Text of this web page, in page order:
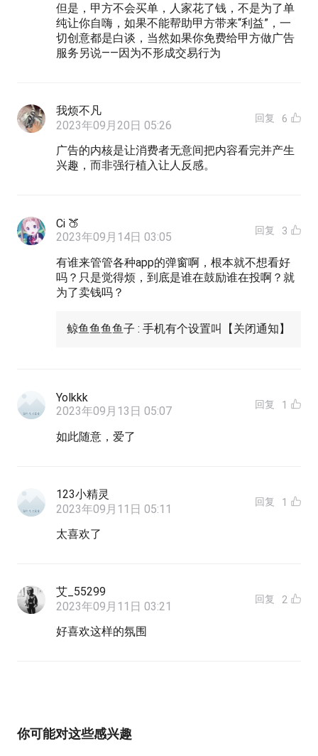
但是，甲方不会买单，人家花了钱，不是为了单
纯让你自嗨，如果不能帮助甲方带来“利益”，一
切创意都是白谈，当然如果你免费给甲方做广告
服务另说——因为不形成交易行为
我烦不凡
2023年09月20日 05:26
回复 6
广告的内核是让消费者无意间把内容看完并产生
兴趣，而非强行植入让人反感。
Ci 🍑
2023年09月14日 03:05
回复 3
有谁来管管各种app的弹窗啊，根本就不想看好
吗？只是觉得烦，到底是谁在鼓励谁在投啊？就
为了卖钱吗？
鲸鱼鱼鱼鱼子 : 手机有个设置叫【关闭通知】
Yolkkk
2023年09月13日 05:07
回复 1
如此随意，爱了
123小精灵
2023年09月11日 05:11
回复 1
太喜欢了
艾_55299
2023年09月11日 03:21
回复 2
好喜欢这样的氛围
你可能对这些感兴趣